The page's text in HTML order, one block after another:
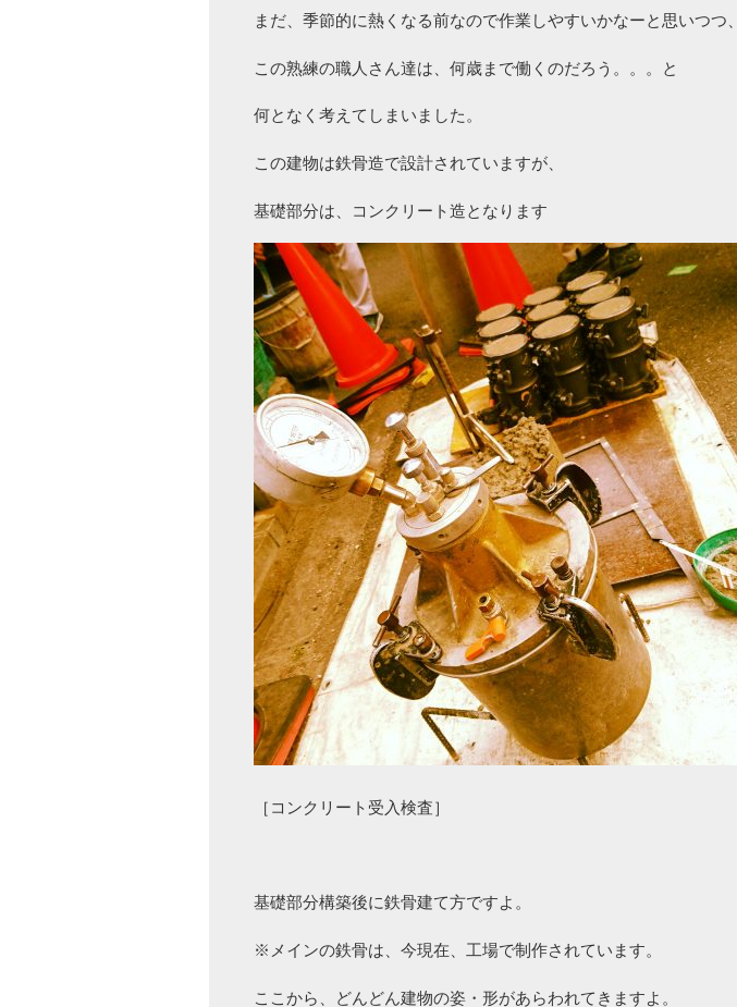
まだ、季節的に熱くなる前なので作業しやすいかなーと思いつつ、
この熟練の職人さん達は、何歳まで働くのだろう。。。と
何となく考えてしまいました。
この建物は鉄骨造で設計されていますが、
基礎部分は、コンクリート造となります
［コンクリート受入検査］
基礎部分構築後に鉄骨建て方ですよ。
※メインの鉄骨は、今現在、工場で制作されています。
ここから、どんどん建物の姿・形があらわれてきますよ。